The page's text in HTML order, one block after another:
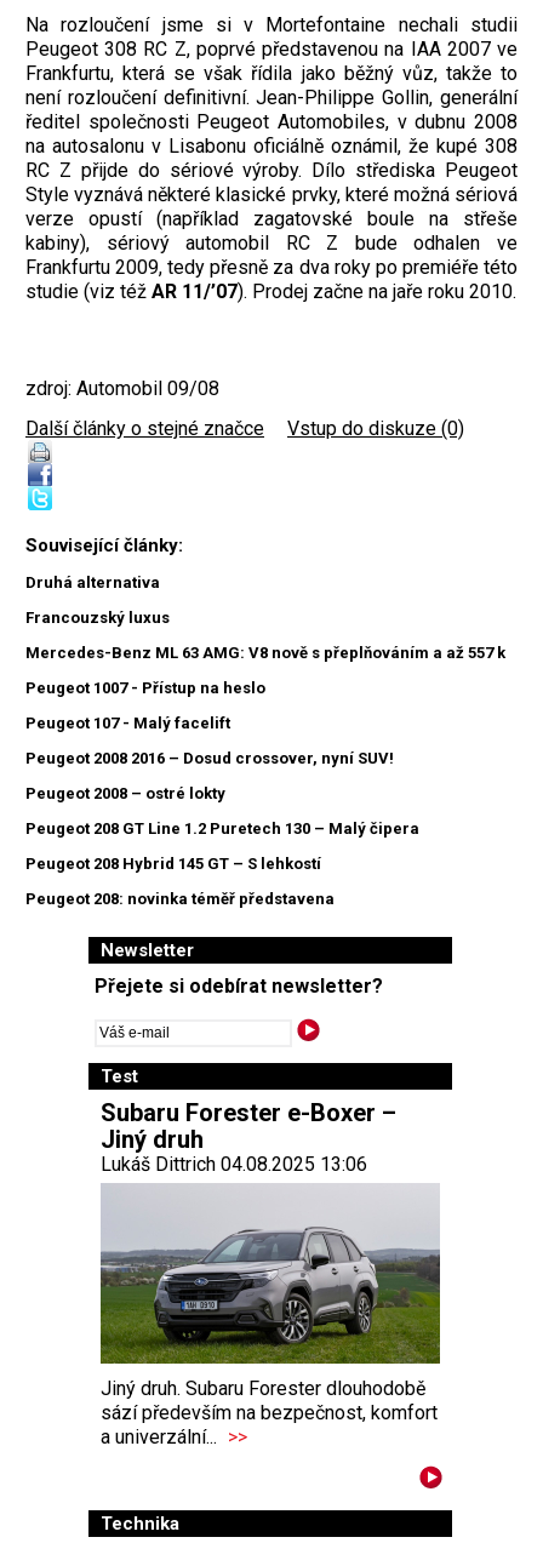
Na rozloučení jsme si v Mortefontaine nechali studii
Peugeot 308 RC Z, poprvé představenou na IAA 2007 ve
Frankfurtu, která se však řídila jako běžný vůz, takže to
není rozloučení definitivní. Jean-Philippe Gollin, generální
ředitel společnosti Peugeot Automobiles, v dubnu 2008
na autosalonu v Lisabonu oficiálně oznámil, že kupé 308
RC Z přijde do sériové výroby. Dílo střediska Peugeot
Style vyznává některé klasické prvky, které možná sériová
verze opustí (například zagatovské boule na střeše
kabiny), sériový automobil RC Z bude odhalen ve
Frankfurtu 2009, tedy přesně za dva roky po premiéře této
studie (viz též AR 11/’07). Prodej začne na jaře roku 2010.
zdroj: Automobil 09/08
Další články o stejné značce
Vstup do diskuze (0)
Související články:
Druhá alternativa
Francouzský luxus
Mercedes-Benz ML 63 AMG: V8 nově s přeplňováním a až 557 k
Peugeot 1007 - Přístup na heslo
Peugeot 107 - Malý facelift
Peugeot 2008 2016 – Dosud crossover, nyní SUV!
Peugeot 2008 – ostré lokty
Peugeot 208 GT Line 1.2 Puretech 130 – Malý čipera
Peugeot 208 Hybrid 145 GT – S lehkostí
Peugeot 208: novinka téměř představena
Newsletter
Přejete si odebírat newsletter?
Test
Subaru Forester e-Boxer –
Jiný druh
Lukáš Dittrich 04.08.2025 13:06
Jiný druh. Subaru Forester dlouhodobě
sází především na bezpečnost, komfort
a univerzální... >>
Technika